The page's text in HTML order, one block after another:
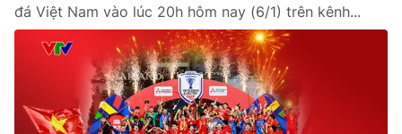
đá Việt Nam vào lúc 20h hôm nay (6/1) trên kênh...